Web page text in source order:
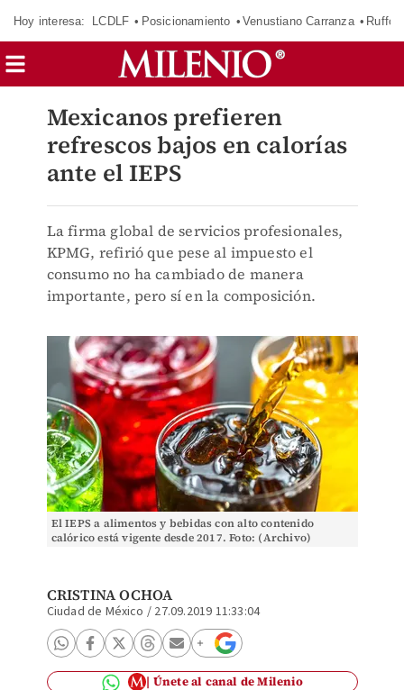
Hoy interesa: LCDLF Posicionamiento Venustiano Carranza Ruffo
Mexicanos prefieren
refrescos bajos en calorías
ante el IEPS
La firma global de servicios profesionales,
KPMG, refirió que pese al impuesto el
consumo no ha cambiado de manera
importante, pero sí en la composición.
El IEPS a alimentos y bebidas con alto contenido
calórico está vigente desde 2017. Foto: (Archivo)
CRISTINA OCHOA
Ciudad de México / 27.09.2019 11:33:04
Únete al canal de Milenio